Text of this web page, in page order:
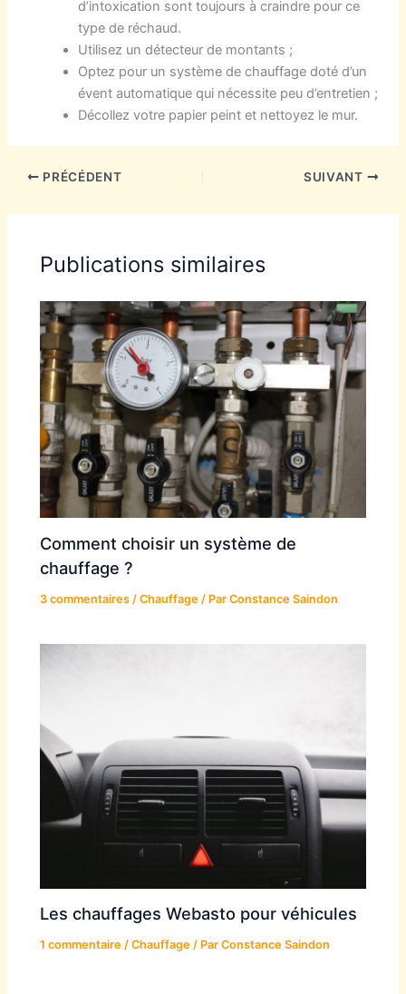
d’intoxication sont toujours à craindre pour ce
type de réchaud.
Utilisez un détecteur de montants ;
Optez pour un système de chauffage doté d’un
évent automatique qui nécessite peu d’entretien ;
Décollez votre papier peint et nettoyez le mur.
PRÉCÉDENT SUIVANT
Publications similaires
Comment choisir un système de
chauffage ?
3 commentaires /Chauffage / ParConstance Saindon
Les chauffages Webasto pour véhicules
1 commentaire /Chauffage / ParConstance Saindon